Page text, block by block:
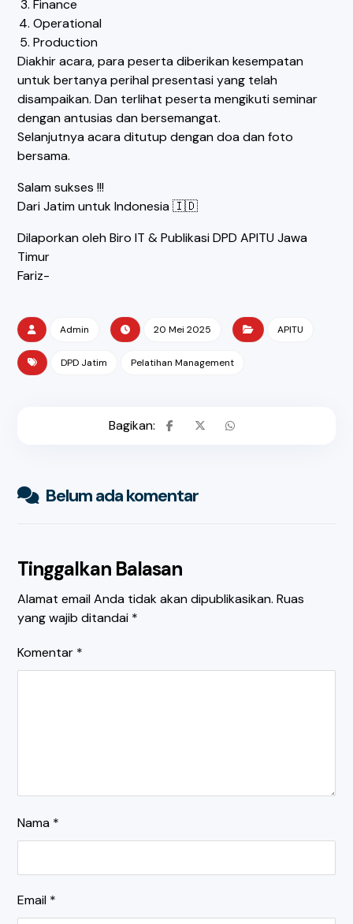
Finance
Operational
Production
Diakhir acara, para peserta diberikan kesempatan
untuk bertanya perihal presentasi yang telah
disampaikan. Dan terlihat peserta mengikuti seminar
dengan antusias dan bersemangat.
Selanjutnya acara ditutup dengan doa dan foto
bersama.
Salam sukses !!!
Dari Jatim untuk Indonesia 🇮🇩
Dilaporkan oleh Biro IT & Publikasi DPD APITU Jawa
Timur
Fariz-
Admin 20 Mei 2025 APITU
DPD Jatim Pelatihan Management
Belum ada komentar
Tinggalkan Balasan
Alamat email Anda tidak akan dipublikasikan. Ruas
yang wajib ditandai *
Komentar *
Nama *
Email *